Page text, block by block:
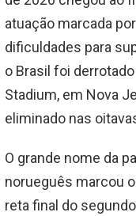
atuação marcada
dificuldades para
o Brasil foi
Stadium, em Nova
eliminado nas
O grande nome da
norueguês marcou
reta final do